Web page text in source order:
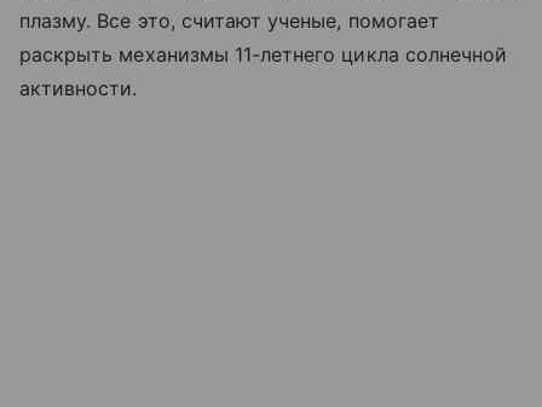
плазму. Все это, считают ученые, помогает
раскрыть механизмы 11-летнего цикла солнечной
активности.